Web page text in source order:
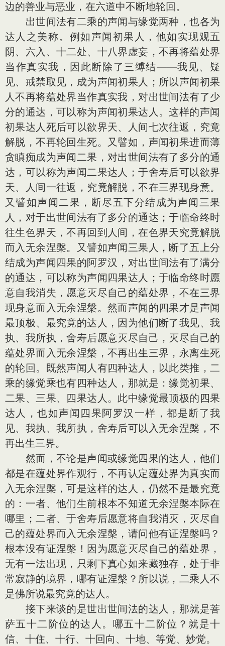
边的善业与恶业，在六道中不断地轮回。
出世间法有二乘的声闻与缘觉两种，也各为
达人之美称。例如声闻初果人，他如实现观五
阴、六入、十二处、十八界虚妄，不再将蕴处界
当作真实我，因此断除了三缚结——我见、疑
见、戒禁取见，成为声闻初果人；所以声闻初果
人不再将蕴处界当作真实我，对出世间法有了少
分的通达，可以称为声闻初果达人。这样的声闻
初果达人死后可以欲界天、人间七次往返，究竟
解脱，不再轮回生死。又譬如，声闻初果进而薄
贪瞋痴成为声闻二果，对出世间法有了多分的通
达，可以称为声闻二果达人；于舍寿后可以欲界
天、人间一往返，究竟解脱，不在三界现身意。
又譬如声闻二果，断尽五下分结成为声闻三果
人，对于出世间法有了多分的通达；于临命终时
往生色界天，不再回到人间，在色界天究竟解脱
而入无余涅槃。又譬如声闻三果人，断了五上分
结成为声闻四果的阿罗汉，对出世间法有了满分
的通达，可以称为声闻四果达人；于临命终时愿
意自我消失，愿意灭尽自己的蕴处界，不在三界
现身意而入无余涅槃。然而声闻的四果才是声闻
最顶极、最究竟的达人，因为他们断了我见、我
执、我所执，舍寿后愿意灭尽自己，灭尽自己的
蕴处界而入无余涅槃，不再出生三界，永离生死
的轮回。既然声闻人有四种达人，以此类推，二
乘的缘觉乘也有四种达人，那就是：缘觉初果、
二果、三果、四果达人。此中缘觉最顶极的四果
达人，也如声闻四果阿罗汉一样，都是断了我
见、我执、我所执，舍寿后可以入无余涅槃，不
再出生三界。
然而，不论是声闻或缘觉四果的达人，他们
都是在蕴处界作观行，不再认定蕴处界为真实而
入无余涅槃，可是这样的达人，仍然不是最究竟
的：一者、他们生前根本不知道无余涅槃本际在
哪里；二者、于舍寿后愿意将自我消灭，灭尽自
己的蕴处界而入无余涅槃，请问他有证涅槃吗？
根本没有证涅槃！因为愿意灭尽自己的蕴处界，
无有一法出现，只剩下真心如来藏独存，处于非
常寂静的境界，哪有证涅槃？所以说，二乘人不
是佛所说最究竟的达人。
接下来谈的是世出世间法的达人，那就是菩
萨五十二阶位的达人。哪五十二阶位？就是十
信、十住、十行、十回向、十地、等觉、妙觉。